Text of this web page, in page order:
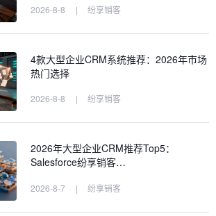
2026-8-8 | 纷享销客
4款大型企业CRM系统推荐：2026年市场
热门选择
2026-8-8 | 纷享销客
2026年大型企业CRM推荐Top5：
Salesforce纷享销客…
2026-8-7 | 纷享销客